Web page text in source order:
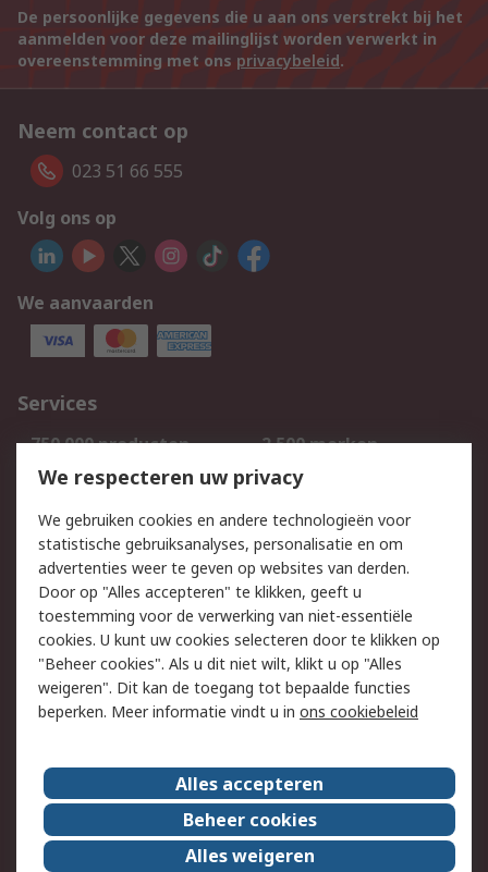
De persoonlijke gegevens die u aan ons verstrekt bij het
aanmelden voor deze mailinglijst worden verwerkt in
overeenstemming met ons privacybeleid.
Neem contact op
023 51 66 555
Volg ons op
We aanvaarden
Services
750.000 producten
2.500 merken
Bestellen
Inkoopoplossingen
Track & Trace
Wettelijk
Cookiebeleid
Email veiligheid
Privacybeleid
Websitevoorwaarden
Algemene
verkoopvoorwaarden
Over RS
RS Group
Over ons
RS wereldwijd
Werken bij RS
We respecteren uw privacy
We gebruiken cookies en andere technologieën voor
statistische gebruiksanalyses, personalisatie en om
advertenties weer te geven op websites van derden.
Door op "Alles accepteren" te klikken, geeft u
toestemming voor de verwerking van niet-essentiële
cookies. U kunt uw cookies selecteren door te klikken op
"Beheer cookies". Als u dit niet wilt, klikt u op "Alles
weigeren". Dit kan de toegang tot bepaalde functies
beperken. Meer informatie vindt u in ons cookiebeleid
Alles accepteren
Beheer cookies
Alles weigeren